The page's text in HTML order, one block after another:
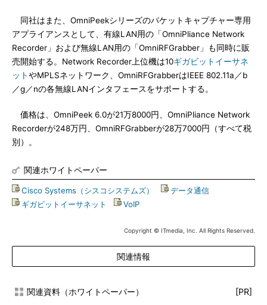
同社はまた、OmniPeekシリーズのパケットキャプチャー専用
アプライアンスとして、有線LAN用の「OmniPliance Network
Recorder」および無線LAN用の「OmniRFGrabber」も同時に販
売開始する。Network Recorder上位機は10ギガビットイーサネ
ットやMPLSネットワーク、OmniRFGrabberはIEEE 802.11a／b
／g／nの各無線LANインタフェースをサポートする。
価格は、OmniPeek 6.0が21万8000円、OmniPliance Network
Recorderが248万円、OmniRFGrabberが28万7000円（すべて税
別）。
関連ホワイトペーパー
Cisco Systems（シスコシステムズ） データ通信
ギガビットイーサネット
VoIP
Copyright © ITmedia, Inc. All Rights Reserved.
関連情報
関連資料（ホワイトペーパー） [PR]